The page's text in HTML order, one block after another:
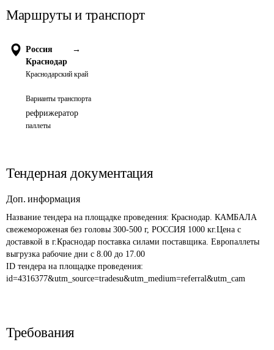
Маршруты и транспорт
Россия
→
Краснодар
Краснодарский край
Варианты транспорта
рефрижератор
паллеты
Тендерная документация
Доп. информация
Название тендера на площадке проведения: Краснодар. КАМБАЛА
свежемороженая без головы 300-500 г, РОССИЯ 1000 кг.Цена с
доставкой в г.Краснодар поставка силами поставщика. Европаллеты
выгрузка рабочие дни с 8.00 до 17.00
ID тендера на площадке проведения:
id=4316377&utm_source=tradesu&utm_medium=referral&utm_cam
Требования